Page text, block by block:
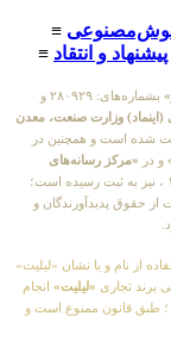
≡
پیشنهاد و انتقاد ≡
بشماره‌های: ۲۸۰۹۲۹ و
(اینماد) وزارت صنعت، معدن
شده است و همچنین در
و در «مرکز رسانه‌های
بشماره شامَد: ۱-۳-۶۵-۷۱۲۳۹۹-۱-۱ ، نیز به ثبت رسیده است؛
حقوق پدیدآورندگان و
از نام و یا نشان «لیلیت»
برند تجاری «لیلیت» انجام
؛ طبق قانون ممنوع است و